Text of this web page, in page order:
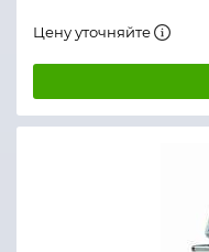
Цену уточняйте